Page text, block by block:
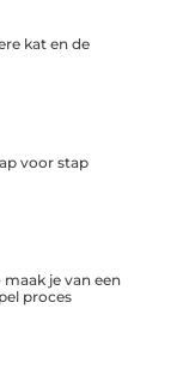
kat en de
voor stap
je van een
proces